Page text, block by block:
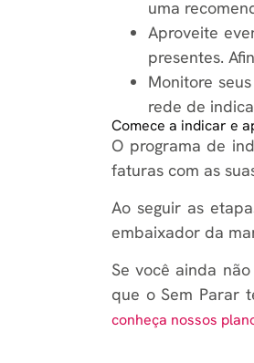
uma
Aproveite
presentes.
Monitore
rede de
Comece a indicar e
O programa de
faturas com as
Ao seguir as
embaixador da
Se você ainda
que o Sem Parar
conheça nossos